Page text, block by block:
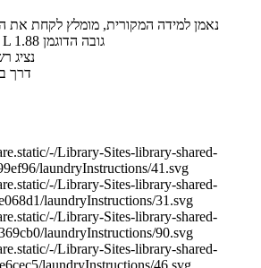
נאמן למידה המקורית, מומלץ לקחת את
הדוגמן לובש מידה L גובה הדוגמן 1.88
נציג
דרך בן צבי